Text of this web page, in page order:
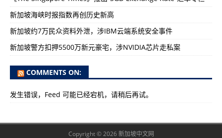
新加坡海峡时报指数再创历史新高
新加坡约7万民众资料外泄，涉IBM云端系统安全事件
新加坡警方扣押5500万新元豪宅，涉NVIDIA芯片走私案
COMMENTS ON:
发生错误，Feed 可能已经宕机，请稍后再试。
Copyright © 2026 新加坡中文网